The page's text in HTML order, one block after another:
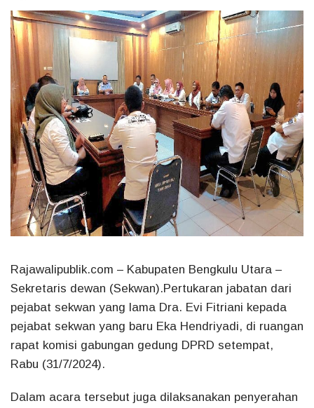
Rajawalipublik.com – Kabupaten Bengkulu Utara –
Sekretaris dewan (Sekwan).Pertukaran jabatan dari
pejabat sekwan yang lama Dra. Evi Fitriani kepada
pejabat sekwan yang baru Eka Hendriyadi, di ruangan
rapat komisi gabungan gedung DPRD setempat,
Rabu (31/7/2024).
Dalam acara tersebut juga dilaksanakan penyerahan